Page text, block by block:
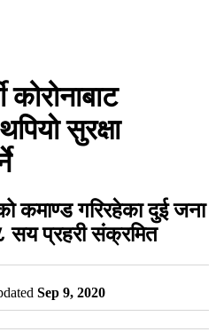
कोरोनाबाट
सुरक्षा
कमाण्ड गरिरहेका दुई जना
सय प्रहरी संक्रमित
Sep 9, 2020